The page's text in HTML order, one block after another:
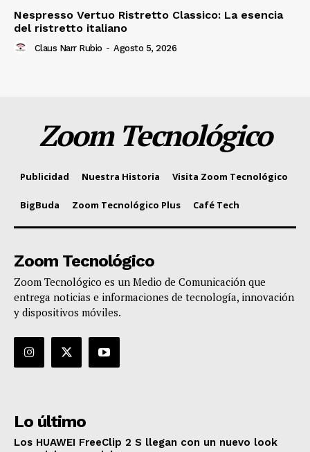
Nespresso Vertuo Ristretto Classico: La esencia
del ristretto italiano
Claus Narr Rubio - Agosto 5, 2026
Zoom Tecnológico
Publicidad Nuestra Historia Visita Zoom Tecnológico
BigBuda Zoom Tecnológico Plus Café Tech
Zoom Tecnológico
Zoom Tecnológico es un Medio de Comunicación que
entrega noticias e informaciones de tecnología, innovación
y dispositivos móviles.
Lo último
Los HUAWEI FreeClip 2 S llegan con un nuevo look